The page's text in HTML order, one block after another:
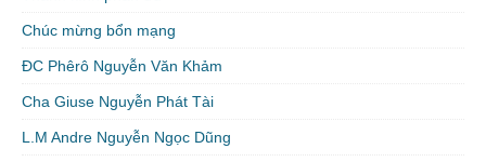
Chúc mừng bổn mạng
ĐC Phêrô Nguyễn Văn Khảm
Cha Giuse Nguyễn Phát Tài
L.M Andre Nguyễn Ngọc Dũng